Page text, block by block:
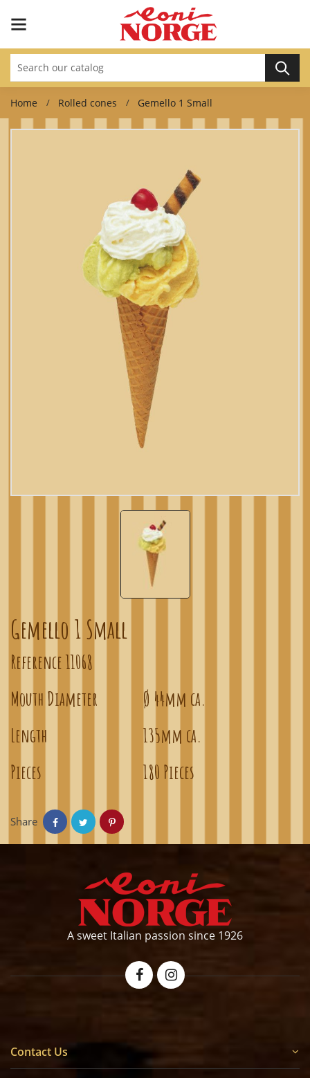
Home Rolled cones Gemello 1 Small
Gemello 1 Small
Reference11068
Mouth Diameter
Ø 44mm ca.
Length
135mm ca.
Pieces
180 Pieces
Share
A sweet Italian passion since 1926
Contact Us